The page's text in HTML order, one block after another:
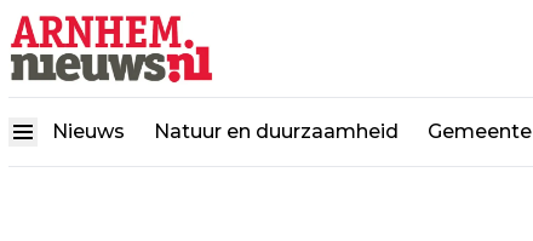
Nieuws Natuur en duurzaamheid Gemeente